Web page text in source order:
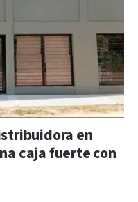
en
caja fuerte con